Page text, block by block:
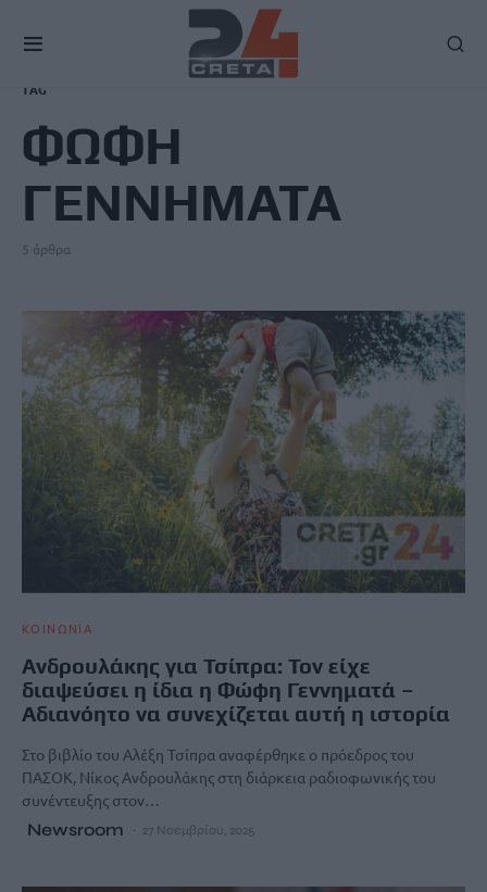
TAG
ΦΩΦΗ
ΓΕΝΝΗΜΑΤΑ
5 άρθρα
ΚΟΙΝΩΝΙΑ
Ανδρουλάκης για Τσίπρα: Τον είχε
διαψεύσει η ίδια η Φώφη Γεννηματά –
Αδιανόητο να συνεχίζεται αυτή η ιστορία
Στο βιβλίο του Αλέξη Τσίπρα αναφέρθηκε ο πρόεδρος του
ΠΑΣΟΚ, Νίκος Ανδρουλάκης στη διάρκεια ραδιοφωνικής του
συνέντευξης στον…
Newsroom 27 Νοεμβρίου, 2025